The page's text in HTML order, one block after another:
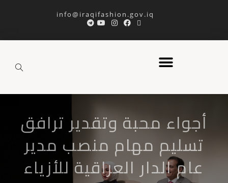
أجواء محبة وتقدير ترافق
تسليم مهام منصب مدير
عام الدار العراقية للأزياء